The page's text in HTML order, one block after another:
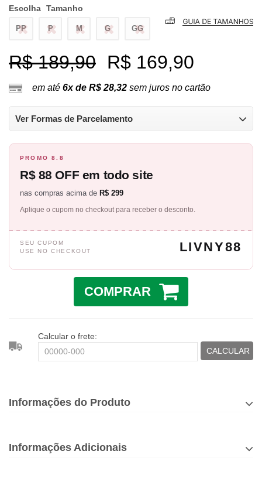
Escolha Tamanho
PP P M G GG
R$ 189,90 R$ 169,90
em até 6x de R$ 28,32 sem juros no cartão
Ver Formas de Parcelamento
PROMO 8.8
R$ 88 OFF em todo site
nas compras acima de R$ 299
Aplique o cupom no checkout para receber o desconto.
SEU CUPOM
USE NO CHECKOUT
LIVNY88
COMPRAR
Calcular o frete:
CALCULAR
Informações do Produto
Informações Adicionais